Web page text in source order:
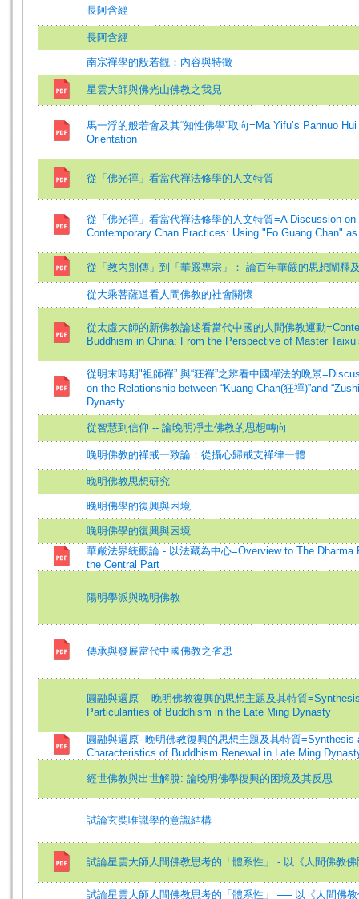
長阿含經
長阿含經
南宗禪學的般若觀：內容與特徵
星雲大師與佛光山佛教之我見
馬一浮的般若會及其“知性佛學”取向=Ma Yifu’s Pannuo
Orientation
從「佛光禪」看當代禪法修學的人文特質
從「佛光禪」看當代禪法修學的人文特質=A Discussion
Contemporary Chan Practices: Using "Fo Guang Chan"
從「教內別傳」到「華嚴專宗」： 論百年華嚴的思想闡釋
從大乘菩薩道看人間佛教的社會關懷
從太虛大師的新佛教論述看當代中國的人間佛教運動
Buddhism in China: From the Perspective of Master
從明末時期"祖師禪” 與“狂禪”之辨看中國禪法的晩景
on the Relationship between “Kuang Chan(狂禪)”and
Dynasty
從智慧到信仰 -- 論晚明凈土佛教的思想轉向
晚明佛教的禪戒一致論：從攝心歸戒支禪律一體
晚明佛教思想研究
晚明佛學的復興與困境
晚明佛學的復興與困境
華嚴法界統觀論 - 以法藏為中心=Overview to The Dharma
the Central Part
陽明學派與晚明佛教
傳承與發展當代中國佛教之省思
圓融與還原 -- 晚明佛教復興的思想主題及其特質
Particularities of Buddhism in the Late Ming Dynasty
圓融與還原--晚明佛教復興的思想主題及其特質
Characteristics of Buddhism Renewal in Late Ming
經世佛教與出世解脫: 論晚明佛學復興的困境及其反思
試論玄奘唯識學的意識結構
試論星雲大師人間佛教思考的「體系性」 - 以《人間佛教
試論星雲大師人間佛教思考的「體系性」 ── 以《人間佛